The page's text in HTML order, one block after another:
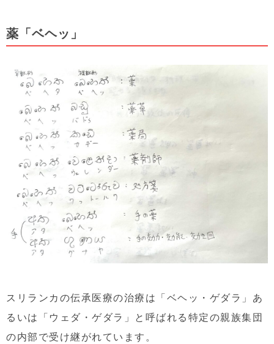
薬「ベヘッ」
スリランカの伝承医療の治療は「ベヘッ・ゲダラ」あ
るいは「ウェダ・ゲダラ」と呼ばれる特定の親族集団
の内部で受け継がれています。